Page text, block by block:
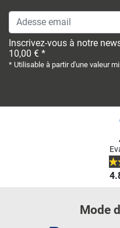
Adesse email
Inscrivez-vous à notre
10,00 € *
* Utilisable à partir d'une valeur
Mode